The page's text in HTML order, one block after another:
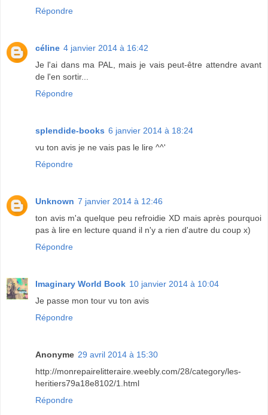
Répondre
céline 4 janvier 2014 à 16:42
Je l'ai dans ma PAL, mais je vais peut-être attendre avant
de l'en sortir...
Répondre
splendide-books 6 janvier 2014 à 18:24
vu ton avis je ne vais pas le lire ^^'
Répondre
Unknown 7 janvier 2014 à 12:46
ton avis m'a quelque peu refroidie XD mais après pourquoi
pas à lire en lecture quand il n'y a rien d'autre du coup x)
Répondre
Imaginary World Book 10 janvier 2014 à 10:04
Je passe mon tour vu ton avis
Répondre
Anonyme 29 avril 2014 à 15:30
http://monrepairelitteraire.weebly.com/28/category/les-
heritiers79a18e8102/1.html
Répondre